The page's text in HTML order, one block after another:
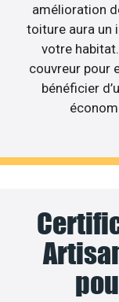
amélioration
toiture aura un
votre
couvreur pour
bénéficier